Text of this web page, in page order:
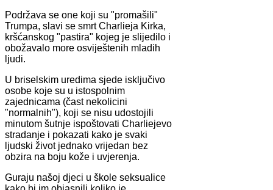
Podržava se one koji su "promašili"
Trumpa, slavi se smrt Charlieja Kirka,
kršćanskog "pastira" kojeg je slijedilo i
obožavalo more osviještenih mladih
ljudi.
U briselskim uredima sjede isključivo
osobe koje su u istospolnim
zajednicama (čast nekolicini
"normalnih"), koji se nisu udostojili
minutom šutnje ispoštovati Charliejevo
stradanje i pokazati kako je svaki
ljudski život jednako vrijedan bez
obzira na boju kože i uvjerenja.
Guraju našoj djeci u škole seksualice